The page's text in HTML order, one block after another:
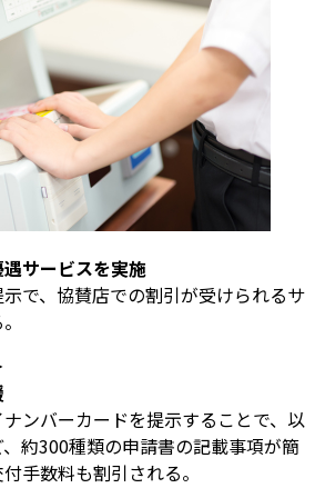
サービスを実施
で、協賛店での割引が受けられるサ
ンバーカードを提示することで、以
約300種類の申請書の記載事項が簡
手数料も割引される。